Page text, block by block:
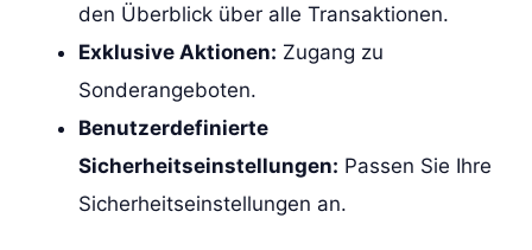
den Überblick über alle Transaktionen.
Exklusive Aktionen: Zugang zu
Sonderangeboten.
Benutzerdefinierte
Sicherheitseinstellungen: Passen Sie Ihre
Sicherheitseinstellungen an.